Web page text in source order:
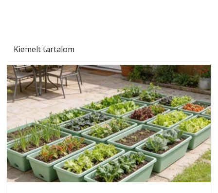
Kiemelt tartalom